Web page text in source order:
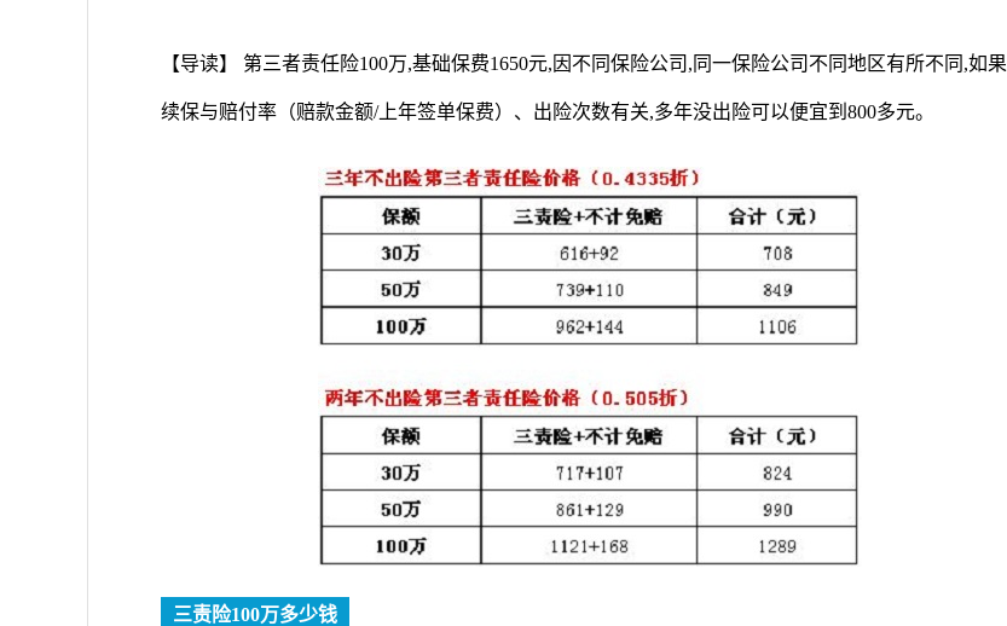
【导读】 第三者责任险100万,基础保费1650元,因不同保险公司,同一保险公司不同地区有所不同,如果
续保与赔付率（赔款金额/上年签单保费）、出险次数有关,多年没出险可以便宜到800多元。
三责险100万多少钱